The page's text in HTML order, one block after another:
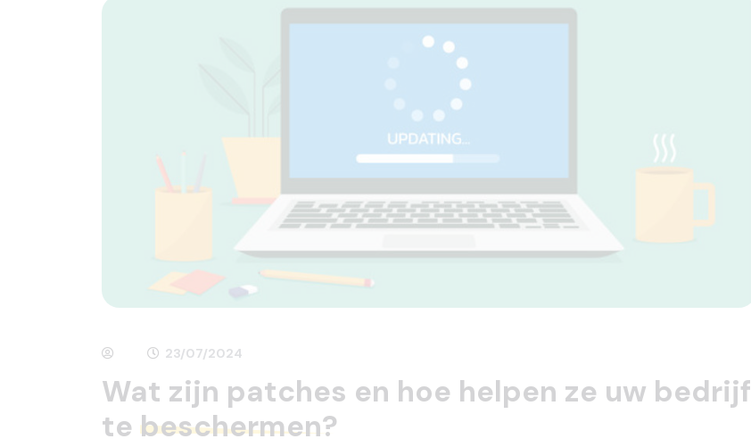
23/07/2024
Wat zijn patches en hoe helpen ze uw bedrijf
te beschermen?